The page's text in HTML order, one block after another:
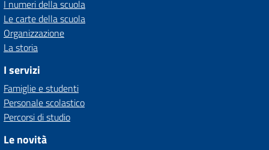
I numeri della scuola
Le carte della scuola
Organizzazione
La storia
I servizi
Famiglie e studenti
Personale scolastico
Percorsi di studio
Le novità